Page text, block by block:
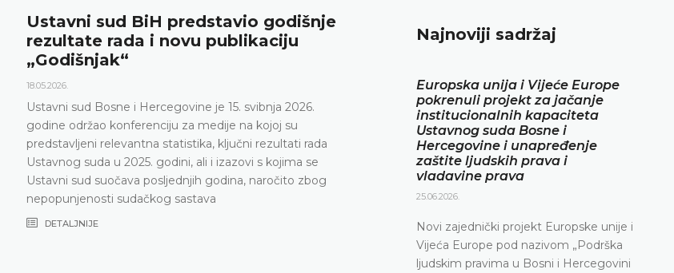
Ustavni sud BiH predstavio godišnje
rezultate rada i novu publikaciju
„Godišnjak“
18.05.2026.
Ustavni sud Bosne i Hercegovine je 15. svibnja 2026.
godine održao konferenciju za medije na kojoj su
predstavljeni relevantna statistika, ključni rezultati rada
Ustavnog suda u 2025. godini, ali i izazovi s kojima se
Ustavni sud suočava posljednjih godina, naročito zbog
nepopunjenosti sudačkog sastava
DETALJNIJE
12.05.2026.
svibnja 2026. godine u terminu od 10.00 do
konferenciju za medije
DETALJNIJE
Najnoviji sadržaj
Europska unija i Vijeće Europe
pokrenuli projekt za jačanje
institucionalnih kapaciteta
Ustavnog suda Bosne i
Hercegovine i unapređenje
zaštite ljudskih prava i
vladavine prava
25.06.2026.
Novi zajednički projekt Europske unije i
Vijeća Europe pod nazivom „Podrška
ljudskim pravima u Bosni i Hercegovini